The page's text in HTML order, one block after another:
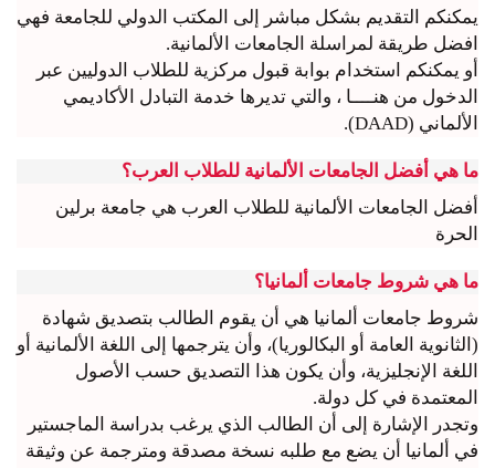
يمكنكم التقديم بشكل مباشر إلى المكتب الدولي للجامعة فهي
افضل طريقة لمراسلة الجامعات الألمانية.
أو يمكنكم استخدام بوابة قبول مركزية للطلاب الدوليين عبر
الدخول من هنــــا ، والتي تديرها خدمة التبادل الأكاديمي
الألماني (DAAD).
ما هي أفضل الجامعات الألمانية للطلاب العرب؟
أفضل الجامعات الألمانية للطلاب العرب هي جامعة برلين
الحرة
ما هي شروط جامعات ألمانيا؟
شروط جامعات ألمانيا هي أن يقوم الطالب بتصديق شهادة
(الثانوية العامة أو البكالوريا)، وأن يترجمها إلى اللغة الألمانية أو
اللغة الإنجليزية، وأن يكون هذا التصديق حسب الأصول
المعتمدة في كل دولة.
وتجدر الإشارة إلى أن الطالب الذي يرغب بدراسة الماجستير
في ألمانيا أن يضع مع طلبه نسخة مصدقة ومترجمة عن وثيقة